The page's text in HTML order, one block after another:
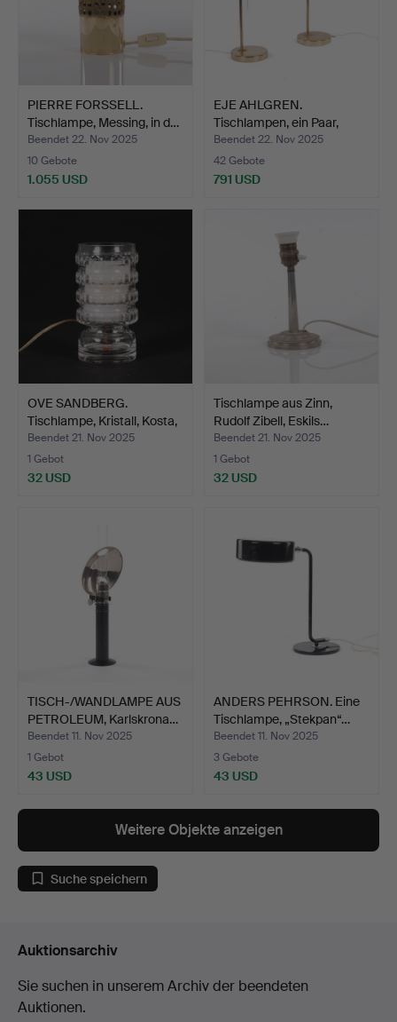
PIERRE FORSSELL.
Tischlampe, Messing, in d…
Beendet 22. Nov 2025
10 Gebote
1.055 USD
EJE AHLGREN.
Tischlampen, ein Paar,
Modell…
Beendet 22. Nov 2025
42 Gebote
791 USD
OVE SANDBERG.
Tischlampe, Kristall, Kosta,
…
Beendet 21. Nov 2025
1 Gebot
32 USD
Tischlampe aus Zinn,
Rudolf Zibell, Eskils…
Beendet 21. Nov 2025
1 Gebot
32 USD
TISCH-/WANDLAMPE AUS
PETROLEUM, Karlskrona…
Beendet 11. Nov 2025
1 Gebot
43 USD
ANDERS PEHRSON. Eine
Tischlampe, „Stekpan“…
Beendet 11. Nov 2025
3 Gebote
43 USD
Weitere Objekte anzeigen
Suche speichern
Auktionsarchiv
Sie suchen in unserem Archiv der beendeten
Auktionen.